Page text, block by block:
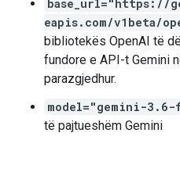
base_url="https://
eapis.com/v1beta/
bibliotekës OpenAI të
fundore e API-t Gemini
parazgjedhur.
model="gemini-
të pajtueshëm Gemini